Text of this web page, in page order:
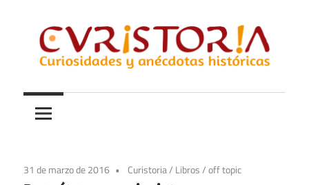
contenido
Curistoria
y
anécdotas
historia
31 de marzo de 2016 Curistoria/ Libros/off topic